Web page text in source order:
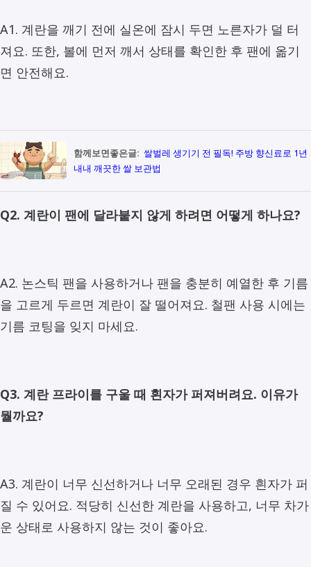
A1. 계란을 깨기 전에 실온에 잠시 두면 노른자가 덜 터
져요. 또한, 볼에 먼저 깨서 상태를 확인한 후 팬에 옮기
면 안전해요.
함께보면좋은글: 쌀벌레 생기기 전 필독! 주방 향신료로 1년
내내 깨끗한 쌀 보관법
Q2. 계란이 팬에 달라붙지 않게 하려면 어떻게 하나요?
A2. 논스틱 팬을 사용하거나 팬을 충분히 예열한 후 기름
을 고르게 두르면 계란이 잘 떨어져요. 철팬 사용 시에는
기름 코팅을 잊지 마세요.
Q3. 계란 프라이를 구울 때 흰자가 퍼져버려요. 이유가
뭘까요?
A3. 계란이 너무 신선하거나 너무 오래된 경우 흰자가 퍼
질 수 있어요. 적당히 신선한 계란을 사용하고, 너무 차가
운 상태로 사용하지 않는 것이 좋아요.